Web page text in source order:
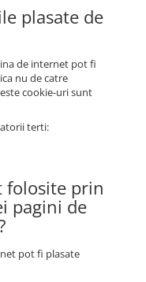
plasate de
de internet pot fi
nu de catre
cookie-uri sunt
terti:
folosite prin
pagini de
pot fi plasate